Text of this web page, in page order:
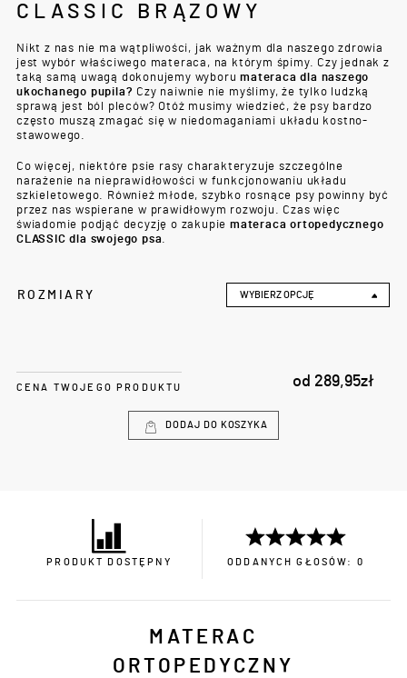
CLASSIC BRĄZOWY
Nikt z nas nie ma wątpliwości, jak ważnym dla naszego zdrowia
jest wybór właściwego materaca, na którym śpimy. Czy jednak z
taką samą uwagą dokonujemy wyborumateraca dla naszego
ukochanego pupila? Czy naiwnie nie myślimy, że tylko ludzką
sprawą jest ból pleców? Otóż musimy wiedzieć, że psy bardzo
często muszą zmagać się w niedomaganiami układu kostno-
stawowego.
Co więcej, niektóre psie rasy charakteryzuje szczególne
narażenie na nieprawidłowości w funkcjonowaniu układu
szkieletowego. Również młode, szybko rosnące psy powinny być
przez nas wspierane w prawidłowym rozwoju. Czas więc
świadomie podjąć decyzję o zakupiemateraca ortopedycznego
CLASSIC dla swojego psa.
ROZMIARY WYBIERZ OPCJĘ
CENA TWOJEGO PRODUKTU od 289,95zł
DODAJ DO KOSZYKA
PRODUKT DOSTĘPNY ODDANYCH GŁOSÓW: 0
MATERAC
ORTOPEDYCZNY